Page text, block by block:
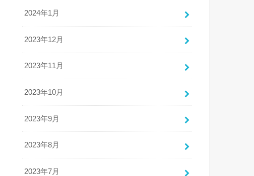
2024年1月
2023年12月
2023年11月
2023年10月
2023年9月
2023年8月
2023年7月